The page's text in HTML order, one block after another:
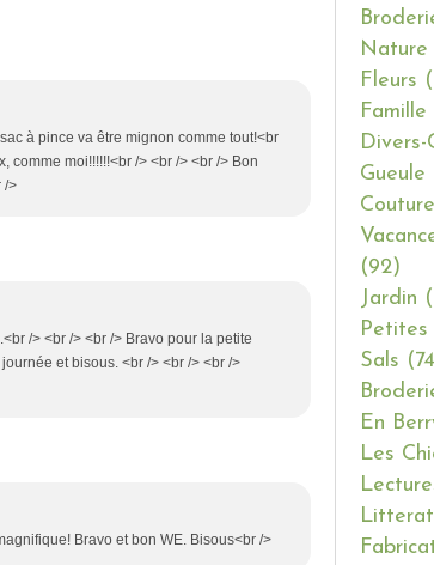
à pince va être mignon comme tout!<br
comme moi!!!!!!<br /> <br /> <br /> Bon
/>
/> <br /> <br /> Bravo pour la petite
et bisous. <br /> <br /> <br />
Bravo et bon WE. Bisous<br />
Nature
Fleurs
Famille
Gueule
Couture
(92)
Jardin
Sals
En
Les